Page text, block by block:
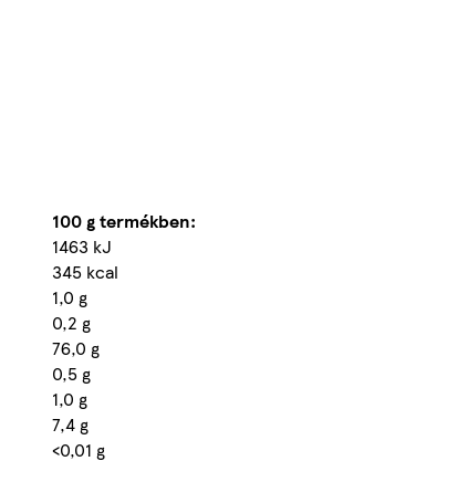
100 g termékben:
1463 kJ
345 kcal
1,0 g
0,2 g
76,0 g
0,5 g
1,0 g
7,4 g
<0,01 g